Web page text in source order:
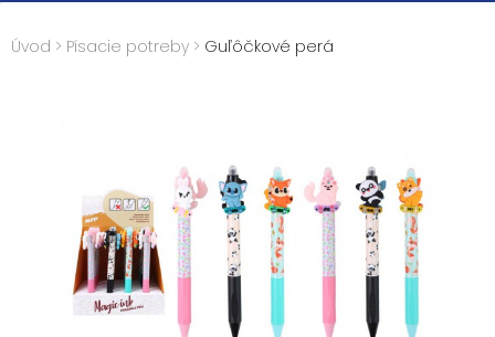
Úvod > Písacie potreby > Guľôčkové perá